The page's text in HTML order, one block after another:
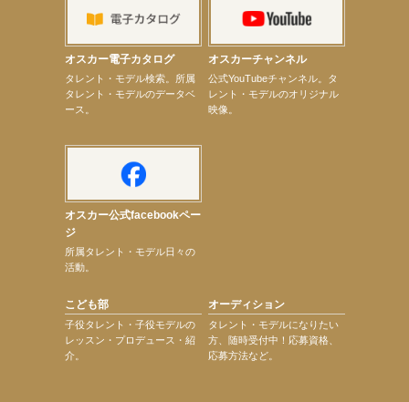
【上戸彩】サントリー「−196」新CM出演！
【elfin’】【小倉舞子】8月9日（日）「MxM’s produce event vol.14」に出演決定！
【elfin’】【辻美優】8月28日（金）「辻美優(elfin’)グレイテスト・ショー」に出演決定！
【elfin’】9月27日（日）「Beauty Voice Theater Reboot Vol.3」開催決定！
オスカー電子カタログ
タレント・モデル検索。所属
タレント・モデルのデータベ
ース。
オスカーチャンネル
公式YouTubeチャンネル。タ
レント・モデルのオリジナル
映像。
オスカー公式facebookペー
ジ
所属タレント・モデル日々の
活動。
こども部
子役タレント・子役モデルの
レッスン・プロデュース・紹
介。
オーディション
タレント・モデルになりたい
方、随時受付中！応募資格、
応募方法など。